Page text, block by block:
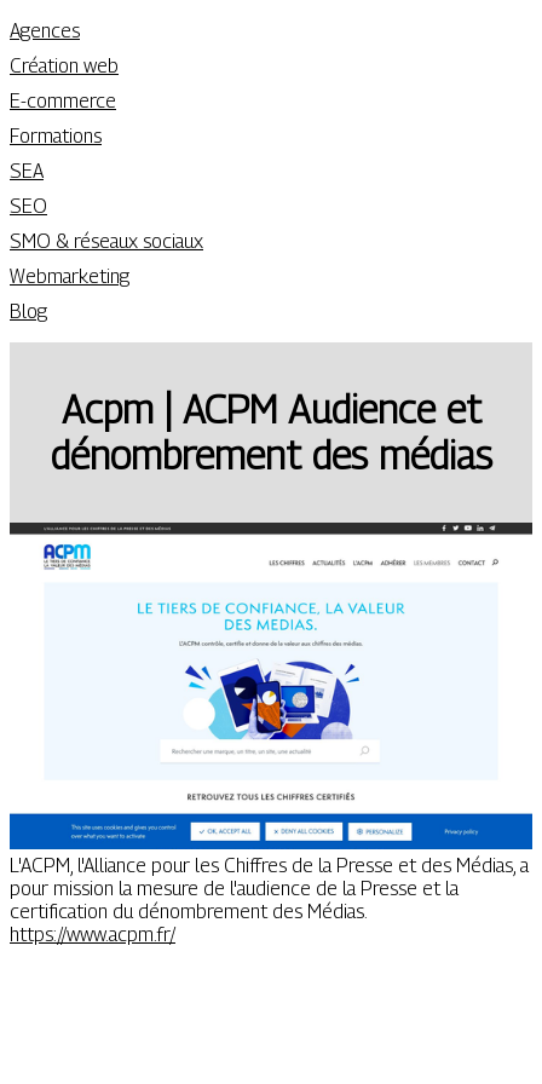
Agences
Création web
E-commerce
Formations
SEA
SEO
SMO & réseaux sociaux
Webmarketing
Blog
Acpm | ACPM Audience et
dénombre­ment des médias
L'ACPM, l'Alliance pour les Chiffres de la Presse et des Médias, a
pour mission la mesure de l'audience de la Presse et la
certification du dénombrement des Médias.
https://www.acpm.fr/